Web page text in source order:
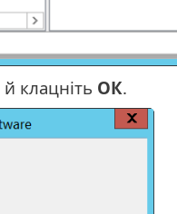
й клацніть ОК.